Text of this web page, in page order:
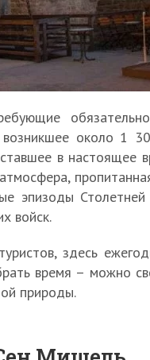
около 1
в настоящее
эпизоды
войск.
здесь
время – можно
природы.